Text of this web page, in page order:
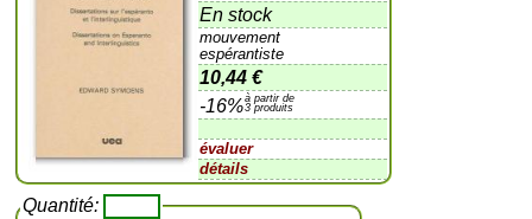
En stock
mouvement
espérantiste
10,44 €
-16%à partir de
3 produits
évaluer
détails
Quantité: